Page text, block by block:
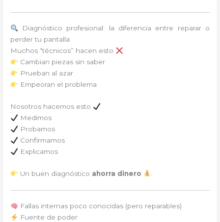
Diagnóstico profesional: la diferencia entre reparar o
perder tu pantalla
Muchos “técnicos” hacen esto
Cambian piezas sin saber
Prueban al azar
Empeoran el problema
Nosotros hacemos esto
Medimos
Probamos
Confirmamos
Explicamos
Un buen diagnóstico ahorra dinero
Fallas internas poco conocidas (pero reparables)
Fuente de poder